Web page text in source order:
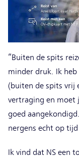
“Buiten de spits
minder druk. Ik heb
(buiten de spits vrij
vertraging en moet
goed
nergens echt op
Ik vind dat NS een